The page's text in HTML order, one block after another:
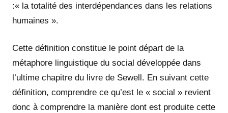
:« la totalité des interdépendances dans les relations
humaines ».
Cette définition constitue le point départ de la
métaphore linguistique du social développée dans
l’ultime chapitre du livre de Sewell. En suivant cette
définition, comprendre ce qu’est le « social » revient
donc à comprendre la manière dont est produite cette